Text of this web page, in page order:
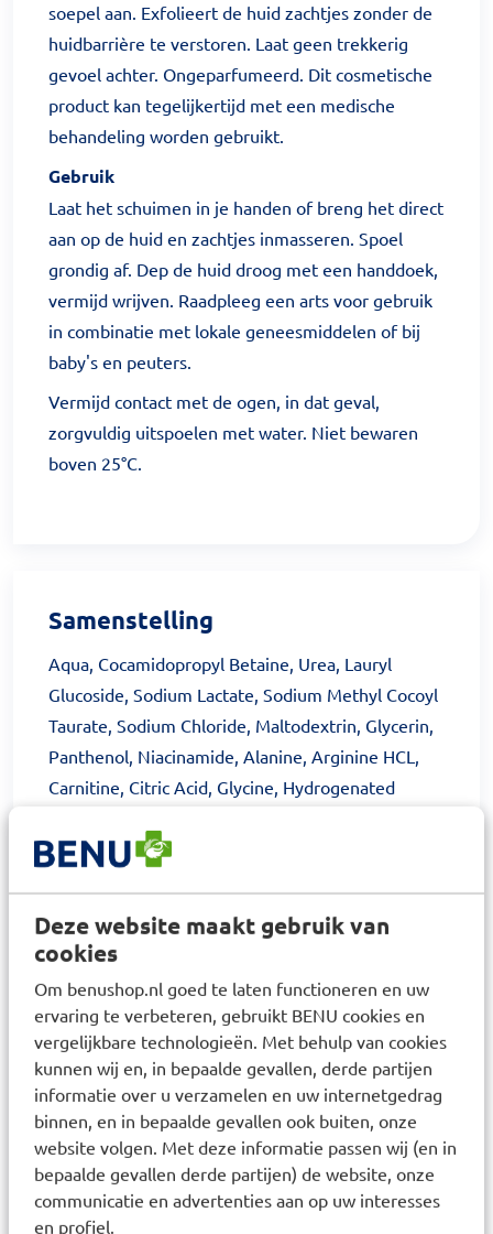
Deze website maakt gebruik van
cookies
Om benushop.nl goed te laten functioneren en uw
ervaring te verbeteren, gebruikt BENU cookies en
vergelijkbare technologieën. Met behulp van cookies
kunnen wij en, in bepaalde gevallen, derde partijen
informatie over u verzamelen en uw internetgedrag
binnen, en in bepaalde gevallen ook buiten, onze
website volgen. Met deze informatie passen wij (en in
bepaalde gevallen derde partijen) de website, onze
communicatie en advertenties aan op uw interesses
en profiel.
soepel aan. Exfolieert de huid zachtjes zonder de
huidbarrière te verstoren. Laat geen trekkerig
gevoel achter. Ongeparfumeerd. Dit cosmetische
product kan tegelijkertijd met een medische
behandeling worden gebruikt.
Gebruik
Laat het schuimen in je handen of breng het direct
aan op de huid en zachtjes inmasseren. Spoel
grondig af. Dep de huid droog met een handdoek,
vermijd wrijven. Raadpleeg een arts voor gebruik
in combinatie met lokale geneesmiddelen of bij
baby's en peuters.
Vermijd contact met de ogen, in dat geval,
zorgvuldig uitspoelen met water. Niet bewaren
boven 25°C.
Samenstelling
Aqua, Cocamidopropyl Betaine, Urea, Lauryl
Glucoside, Sodium Lactate, Sodium Methyl Cocoyl
Taurate, Sodium Chloride, Maltodextrin, Glycerin,
Panthenol, Niacinamide, Alanine, Arginine HCL,
Carnitine, Citric Acid, Glycine, Hydrogenated
Citrate, Sodium Cocoyl Isethionate, Sodium PCA,
Productverantwoordelijke: Beiersdorf AG,
mail: eucerin.huidexpertise@beiersdorf.com, tel.:
00800 49 40 1911. Veiligheidswaarschuwing:
Eucerin adviseert: Laat het schuimen in je handen
of breng het direct aan op de huid en zachtjes
inmasseren. Spoel grondig af. Dep de huid droog
met een handdoek, vermijd wrijven. Beste
resultaten in combinatie met Eucerin® UreaRepair
verzorgingsproducten. Raadpleeg een arts voor
gebruik in combinatie met lokale geneesmiddelen